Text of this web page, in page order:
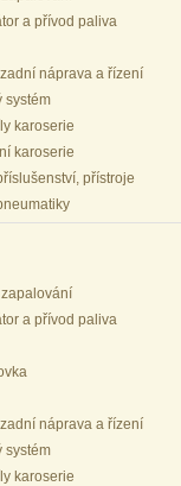
a přívod paliva
náprava a řízení
systém
karoserie
karoserie
přístroje
a přívod paliva
náprava a řízení
systém
karoserie